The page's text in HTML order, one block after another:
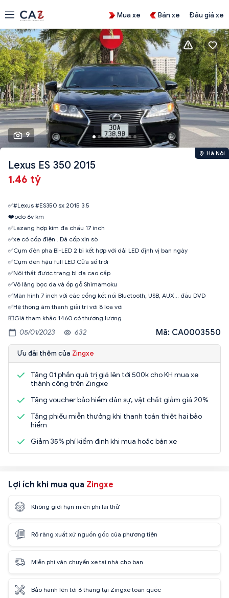
Mua xe Bán xe Đấu giá xe
9
Hà Nội
Lexus ES 350 2015
1.46 tỷ
✅#Lexus #ES350 sx 2015 3.5
❤️odo 6v km
✅Lazang hợp kim đa chấu 17 inch
✅xe có cốp điện . Đá cốp xịn sò
✅Cụm đèn pha Bi-LED 2 bi kết hợp với dải LED định vị ban ngày
✅Cụm đèn hậu full LED Cửa sổ trời
✅Nội thất được trang bị da cao cấp
✅Vô lăng bọc da và ốp gỗ Shimamoku
✅Màn hình 7 inch với các cổng kết nối Bluetooth, USB, AUX... đầu DVD
✅Hệ thống âm thanh giải trí với 8 loa với
💴Giá tham khảo 1460 có thương lượng
05/01/2023 632 Mã: CA0003550
Ưu đãi thêm của Zingxe
Tặng 01 phần quà trị giá lên tới 500k cho KH mua xe
thành công trên Zingxe
Tặng voucher bảo hiểm dân sự, vật chất giảm giá 20%
Tặng phiếu miễn thưởng khi thanh toán thiệt hại bảo
hiểm
Giảm 35% phí kiểm định khi mua hoặc bán xe
Lợi ích khi mua qua Zingxe
Không giới hạn miễn phí lái thử
Rõ ràng xuất xứ nguồn gốc của phương tiện
Miễn phí vận chuyển xe tại nhà cho bạn
Bảo hành lên tới 6 tháng tại Zingxe toàn quốc